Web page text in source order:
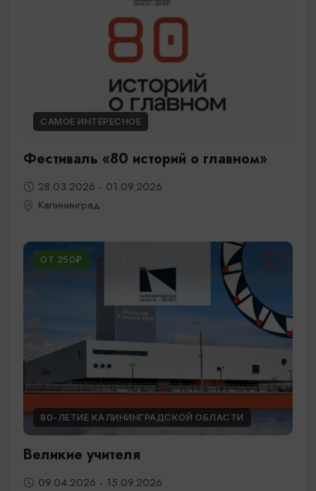
САМОЕ ИНТЕРЕСНОЕ
Фестиваль «80 историй о главном»
28.03.2026 - 01.09.2026
Калининград
ОТ 250₽
80-ЛЕТИЕ КАЛИНИНГРАДСКОЙ ОБЛАСТИ
Великие учителя
09.04.2026 - 15.09.2026